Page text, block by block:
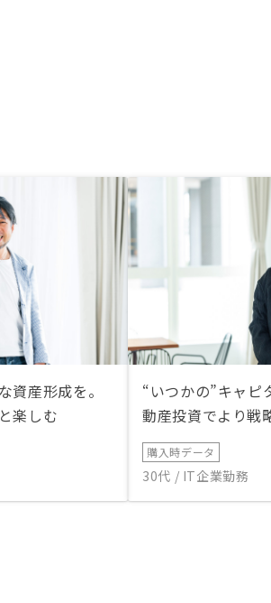
資産形成を。
楽しむ
“いつかの”キャピ
動産投資でより戦
購入時データ
30代 / IT企業勤務